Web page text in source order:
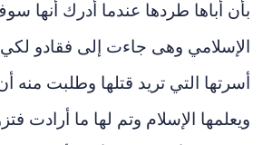
بأن أباها طردها عندما أدرك أنها
الإسلامي وهى جاءت إلى فقادو
أسرتها التي تريد قتلها وطلبت منه
ويعلمها الإسلام وتم لها ما أرادت